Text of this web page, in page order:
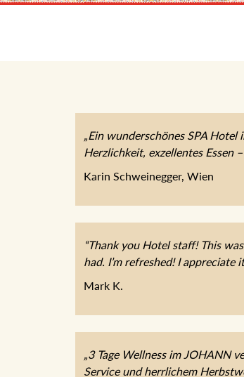
„Ein wunderschönes SPA
Herzlichkeit, exzellentes Essen
Karin Schweinegger, Wien
“Thank you Hotel staff! This
had. I’m refreshed! I appreciate
Mark K.
„3 Tage Wellness im JOHANN
Service und herrlichem